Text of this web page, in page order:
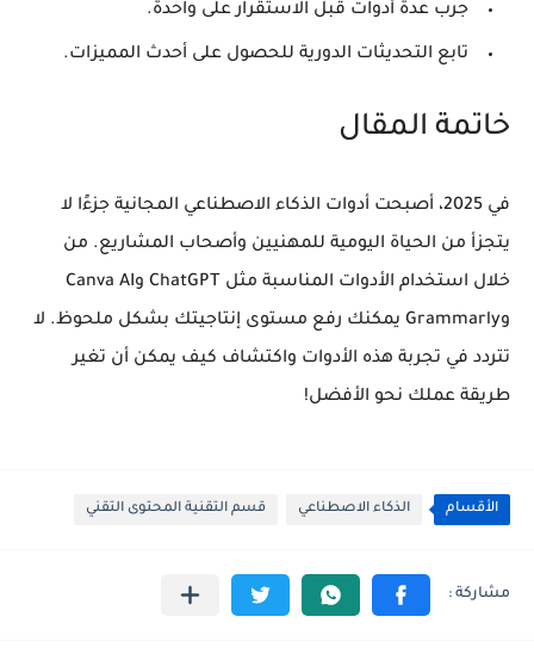
جرب عدة أدوات قبل الاستقرار على واحدة.
تابع التحديثات الدورية للحصول على أحدث المميزات.
خاتمة المقال
في 2025، أصبحت أدوات الذكاء الاصطناعي المجانية جزءًا لا
يتجزأ من الحياة اليومية للمهنيين وأصحاب المشاريع. من
خلال استخدام الأدوات المناسبة مثل ChatGPT وCanva AI
وGrammarly يمكنك رفع مستوى إنتاجيتك بشكل ملحوظ. لا
تتردد في تجربة هذه الأدوات واكتشاف كيف يمكن أن تغير
طريقة عملك نحو الأفضل!
الأقسام الذكاء الاصطناعي قسم التقنية المحتوى التقني